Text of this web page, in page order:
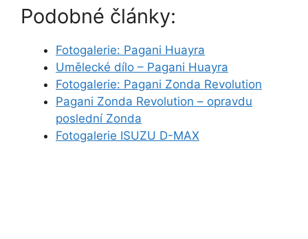
Podobné články:
Fotogalerie: Pagani Huayra
Umělecké dílo – Pagani Huayra
Fotogalerie: Pagani Zonda Revolution
Pagani Zonda Revolution – opravdu
poslední Zonda
Fotogalerie ISUZU D-MAX